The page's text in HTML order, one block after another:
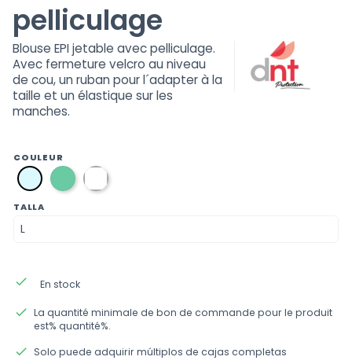
pelliculage
Blouse EPI jetable avec pelliculage.
Avec fermeture velcro au niveau
de cou, un ruban pour l´adapter à la
taille et un élastique sur les
manches.
COULEUR
azul verde blanca
TALLA
done En stock
done La quantité minimale de bon de commande pour le produit
est% quantité%.
done Solo puede adquirir múltiplos de cajas completas